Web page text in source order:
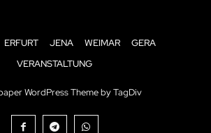
ERFURT JENA WEIMAR
GERA
VERANSTALTUNG
WordPress Theme by TagDiv